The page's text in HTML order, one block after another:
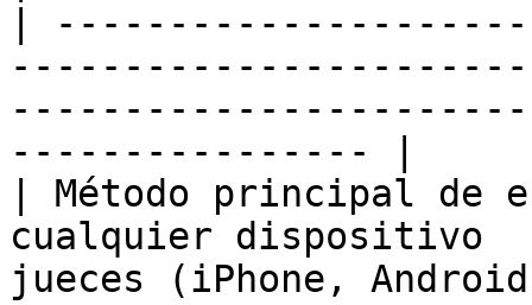
|
---------------- |
| Método principal de
cualquier dispositivo
jueces (iPhone,